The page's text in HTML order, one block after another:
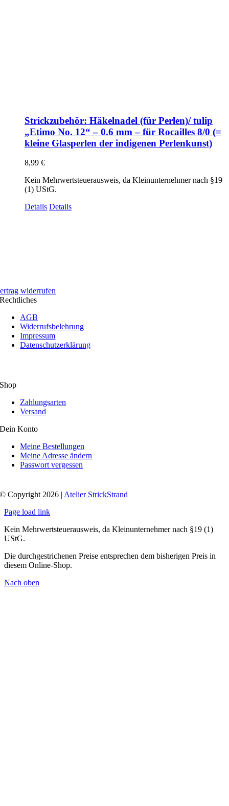
Strickzubehör: Häkelnadel (für Perlen)/ tulip
„Etimo No. 12“ – 0.6 mm – für Rocailles 8/0 (=
kleine Glasperlen der indigenen Perlenkunst)
8,99 €
Kein Mehrwertsteuerausweis, da Kleinunternehmer nach §19
(1) UStG.
Details Details
widerrufen
Rechtliches
AGB
Widerrufsbelehrung
Impressum
Datenschutzerklärung
Shop
Zahlungsarten
Versand
Dein Konto
Meine Bestellungen
Meine Adresse ändern
Passwort vergessen
© Copyright 2026 |Atelier StrickStrand
Page load link
Kein Mehrwertsteuerausweis, da Kleinunternehmer nach §19 (1)
UStG.
Die durchgestrichenen Preise entsprechen dem bisherigen Preis in
diesem Online-Shop.
Nach oben